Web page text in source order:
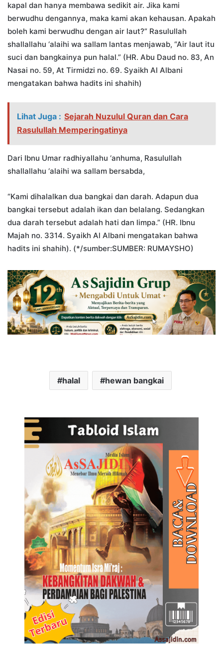
kapal dan hanya membawa sedikit air. Jika kami
berwudhu dengannya, maka kami akan kehausan. Apakah
boleh kami berwudhu dengan air laut?” Rasulullah
shallallahu ‘alaihi wa sallam lantas menjawab, “Air laut itu
suci dan bangkainya pun halal.” (HR. Abu Daud no. 83, An
Nasai no. 59, At Tirmidzi no. 69. Syaikh Al Albani
mengatakan bahwa hadits ini shahih)
Lihat Juga : Sejarah Nuzulul Quran dan Cara
Rasulullah Memperingatinya
Dari Ibnu Umar radhiyallahu ‘anhuma, Rasulullah
shallallahu ‘alaihi wa sallam bersabda,
“Kami dihalalkan dua bangkai dan darah. Adapun dua
bangkai tersebut adalah ikan dan belalang. Sedangkan
dua darah tersebut adalah hati dan limpa.” (HR. Ibnu
Majah no. 3314. Syaikh Al Albani mengatakan bahwa
hadits ini shahih). (*/sumber:SUMBER: RUMAYSHO)
halal hewan bangkai